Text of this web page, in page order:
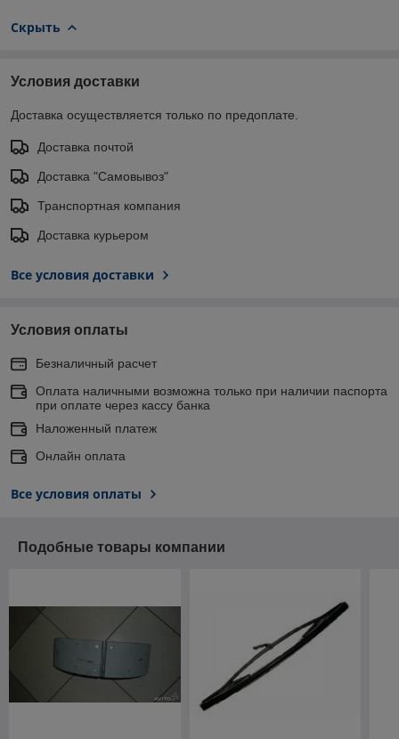
Скрыть
Условия доставки
Доставка осуществляется только по предоплате.
Доставка почтой
Доставка "Самовывоз"
Транспортная компания
Доставка курьером
Все условия доставки
Условия оплаты
Безналичный расчет
Оплата наличными возможна только при наличии паспорта
при оплате через кассу банка
Наложенный платеж
Онлайн оплата
Все условия оплаты
Подобные товары компании